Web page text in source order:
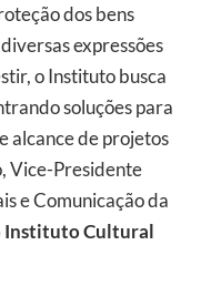
dos bens
expressões
o Instituto busca
soluções para
alcance de projetos
Vice-Presidente
e Comunicação da
Instituto Cultural